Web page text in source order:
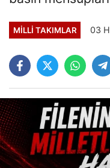
MILLI TAKIMLAR 03